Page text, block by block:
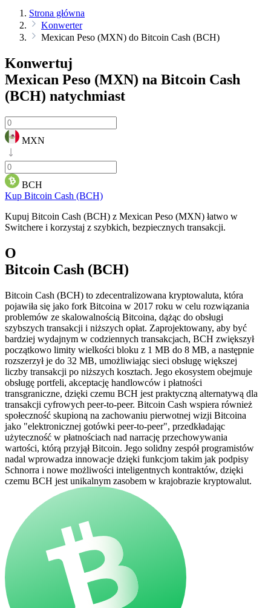
Strona główna
Konwerter
Mexican Peso (MXN) do Bitcoin Cash (BCH)
Konwertuj
Mexican Peso (MXN) na Bitcoin Cash
(BCH) natychmiast
MXN
BCH
Kup Bitcoin Cash (BCH)
Kupuj Bitcoin Cash (BCH) z Mexican Peso (MXN) łatwo w
Switchere i korzystaj z szybkich, bezpiecznych transakcji.
O
Bitcoin Cash (BCH)
Bitcoin Cash (BCH) to zdecentralizowana kryptowaluta, która
pojawiła się jako fork Bitcoina w 2017 roku w celu rozwiązania
problemów ze skalowalnością Bitcoina, dążąc do obsługi
szybszych transakcji i niższych opłat. Zaprojektowany, aby być
bardziej wydajnym w codziennych transakcjach, BCH zwiększył
początkowo limity wielkości bloku z 1 MB do 8 MB, a następnie
rozszerzył je do 32 MB, umożliwiając sieci obsługę większej
liczby transakcji po niższych kosztach. Jego ekosystem obejmuje
obsługę portfeli, akceptację handlowców i płatności
transgraniczne, dzięki czemu BCH jest praktyczną alternatywą dla
transakcji cyfrowych peer-to-peer. Bitcoin Cash wspiera również
społeczność skupioną na zachowaniu pierwotnej wizji Bitcoina
jako "elektronicznej gotówki peer-to-peer", przedkładając
użyteczność w płatnościach nad narrację przechowywania
wartości, którą przyjął Bitcoin. Jego solidny zespół programistów
nadal wprowadza innowacje dzięki funkcjom takim jak podpisy
Schnorra i nowe możliwości inteligentnych kontraktów, dzięki
czemu BCH jest unikalnym zasobem w krajobrazie kryptowalut.